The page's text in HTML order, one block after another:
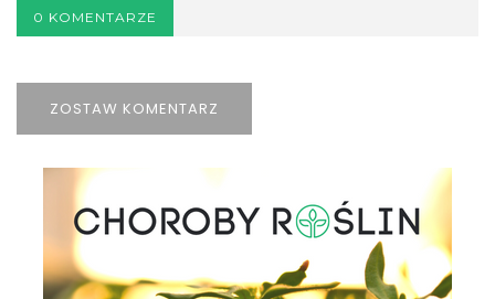
0 KOMENTARZE
ZOSTAW KOMENTARZ